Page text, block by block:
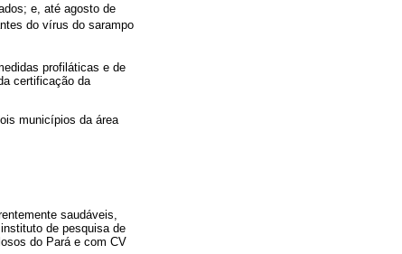
e, até agosto de
do vírus do sarampo
profiláticas e de
certificação da
municípios da área
saudáveis,
de pesquisa de
do Pará e com CV